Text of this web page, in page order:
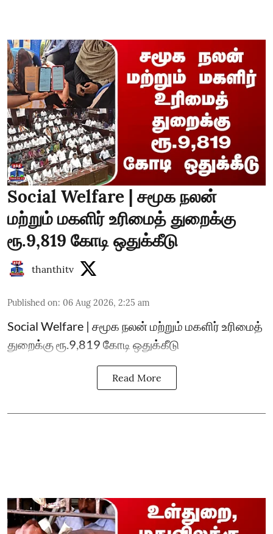
Social Welfare | சமூக நலன்
மற்றும் மகளிர் உரிமைத் துறைக்கு
ரூ.9,819 கோடி ஒதுக்கீடு
thanthitv
Published on: 06 Aug 2026, 2:25 am
Social Welfare | சமூக நலன் மற்றும் மகளிர் உரிமைத்
துறைக்கு ரூ.9,819 கோடி ஒதுக்கீடு
Read More